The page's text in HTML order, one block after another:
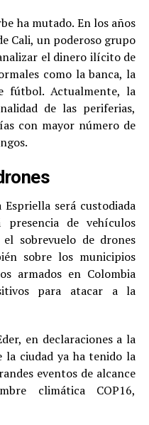
ha mutado. En los años
Cali, un poderoso grupo
el dinero ilícito de
como la banca, la
fútbol. Actualmente, la
de las periferias,
con mayor número de
será custodiada
de vehículos
sobrevuelo de drones
sobre los municipios
armados en Colombia
para atacar a la
en declaraciones a la
la ciudad ya ha tenido la
eventos de alcance
climática COP16,